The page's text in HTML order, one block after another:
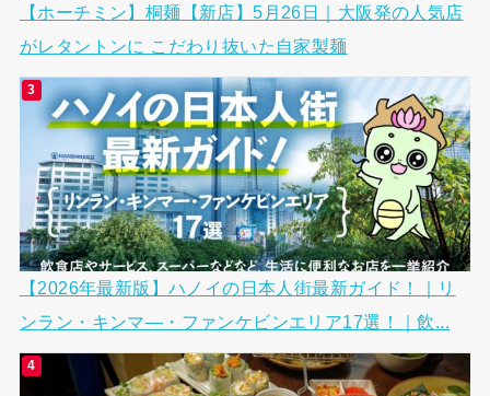
【ホーチミン】桐麺【新店】5月26日｜大阪発の人気店
がレタントンに こだわり抜いた自家製麺
【2026年最新版】ハノイの日本人街最新ガイド！｜リ
ンラン・キンマ―・ファンケビンエリア17選！｜飲...